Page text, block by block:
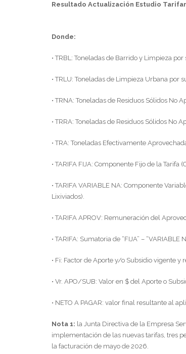
Resultado Actualización Estudio
Donde:
• TRBL: Toneladas de Barrido y Limpieza
• TRLU: Toneladas de Limpieza Urbana por
• TRNA: Toneladas de Residuos Sólidos
• TRRA: Toneladas de Residuos Sólidos No
• TRA: Toneladas Efectivamente
• TARIFA FIJA: Componente Fijo de la
• TARIFA VARIABLE NA: Componente
Lixiviados).
• TARIFA APROV: Remuneración del
• TARIFA: Sumatoria de “FIJA” – “VARIABLE
• Fi: Factor de Aporte y/o Subsidio vigente y
• Vr. APO/SUB: Valor en $ del Aporte o
• NETO A PAGAR: valor final resultante al
Nota 1: la Junta Directiva de la Empresa
implementación de las nuevas tarifas, tres
la facturación de mayo de 2026.